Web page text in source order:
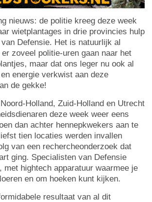
nieuws: de politie kreeg deze week
wietplantages in drie provincies hulp
Defensie. Het is natuurlijk al
zoveel politie-uren gaan naar het
maar dat ons leger nu ook al
energie verkwist aan deze
de gekke!
Holland, Zuid-Holland en Utrecht
deze week weer eens
dan achter hennepkwekers aan te
tien locaties werden invallen
van een rechercheonderzoek dat
ging. Specialisten van Defensie
met hightech apparatuur waarmee je
en om hoeken kunt kijken.
resultaat van al dit